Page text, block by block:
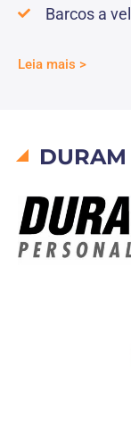
Barcos a
Leia mais >